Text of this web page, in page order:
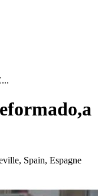
Spain, Espagne